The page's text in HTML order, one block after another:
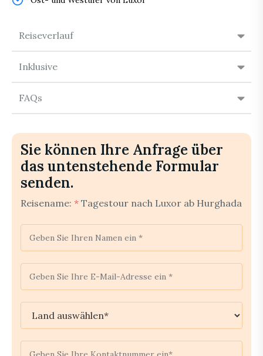
Reiseverlauf
Inklusive
FAQs
Sie können Ihre Anfrage über
das untenstehende Formular
senden.
Reisename: * Tagestour nach Luxor ab Hurghada